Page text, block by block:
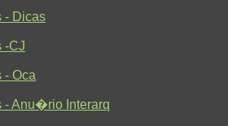
- Dicas
-CJ
- Oca
- Anu�rio Interarq